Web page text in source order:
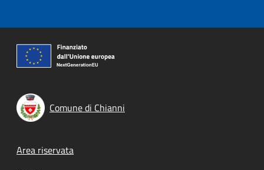
Comune di Chianni
Footer menu
Area riservata